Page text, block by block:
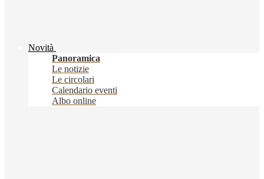
Novità
Panoramica
Le notizie
Le circolari
Calendario eventi
Albo online